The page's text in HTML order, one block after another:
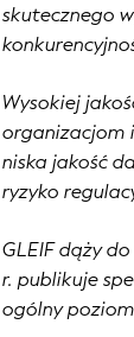
skutecznego
Wysokiej
organizacjom
niska jakość
ryzyko
GLEIF dąży
r. publikuje
ogólny